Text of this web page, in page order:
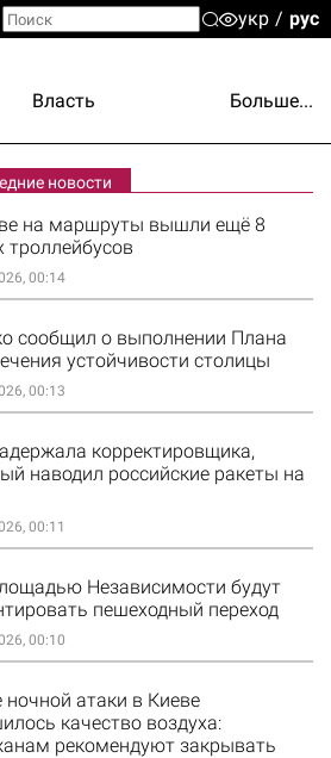
укр рус
Власть Больше...
новости
на маршруты вышли ещё 8
троллейбусов
00:14
сообщил о выполнении Плана
устойчивости столицы
00:13
корректировщика,
наводил российские ракеты на
00:11
Независимости будут
пешеходный переход
00:10
ночной атаки в Киеве
качество воздуха:
рекомендуют закрывать